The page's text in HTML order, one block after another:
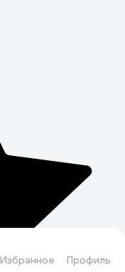
Избранное Профиль